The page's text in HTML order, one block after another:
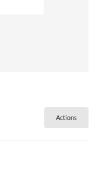
Actions